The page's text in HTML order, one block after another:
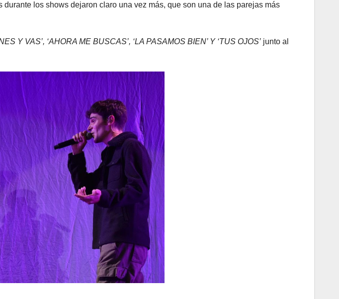
los shows dejaron claro una vez más, que son una de las parejas más
Y VAS’, ‘AHORA ME BUSCAS’, ‘LA PASAMOS BIEN’ Y ‘TUS OJOS’ junto al